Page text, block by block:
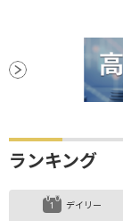
ランキング
デイリー